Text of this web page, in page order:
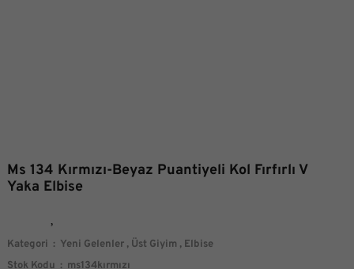
Ms 134 Kırmızı-Beyaz Puantiyeli Kol Fırfırlı V
Yaka Elbise
Kategori Yeni Gelenler , Üst Giyim , Elbise
Stok Kodu
ms134kırmızı